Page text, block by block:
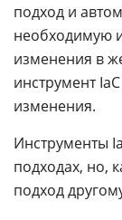
подход и
необходимую
изменения в
инструмент
изменения.
Инструменты
подходах, но,
подход